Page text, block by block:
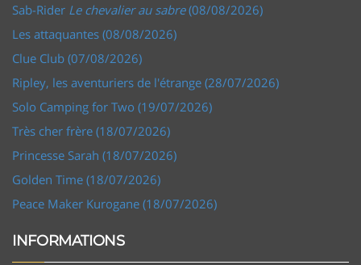
Sab-Rider Le chevalier au sabre(08/08/2026)
Les attaquantes (08/08/2026)
Clue Club (07/08/2026)
Ripley, les aventuriers de l'étrange (28/07/2026)
Solo Camping for Two (19/07/2026)
Très cher frère (18/07/2026)
Princesse Sarah (18/07/2026)
Golden Time (18/07/2026)
Peace Maker Kurogane (18/07/2026)
INFORMATIONS